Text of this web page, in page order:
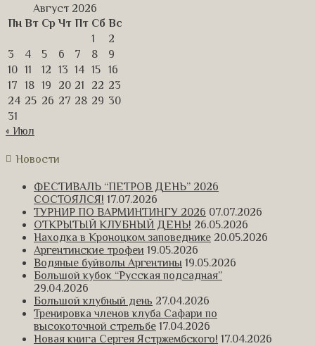
Август 2026
Пн Вт Ср Чт Пт Сб Вс
1
2
3
4 5 6 7 8
9
10 11 12 13 14 15
16
17
18 19 20 21 22 23
24 25 26 27 28 29 30
31
« Июл
Новости
ФЕСТИВАЛЬ “ПЕТРОВ ДЕНЬ” 2026
СОСТОЯЛСЯ! 17.07.2026
ТУРНИР ПО ВАРМИНТИНГУ 2026 07.07.2026
ОТКРЫТЫЙ КЛУБНЫЙ ДЕНЬ! 26.05.2026
Находка в Кроноцком заповеднике 20.05.2026
Аргентинские трофеи 19.05.2026
Водяные буйволы Аргентины 19.05.2026
Большой кубок “Русская подсадная”
29.04.2026
Большой клубный день 27.04.2026
Тренировка членов клуба Сафари по
высокоточной стрельбе 17.04.2026
Новая книга Сергея Ястржембского! 17.04.2026